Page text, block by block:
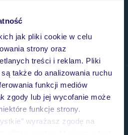
jak pliki cookie w celu
strony oraz
treści i reklam. Pliki
także do analizowania ruchu
funkcji mediów
zgody lub jej wycofanie może
funkcje strony.
wyrażasz zgodę na